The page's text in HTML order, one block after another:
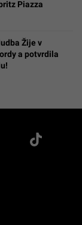
Piazza
Žije v
a potvrdila